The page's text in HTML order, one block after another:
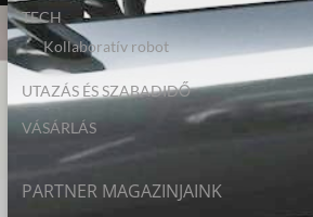
TECH
Kollaboratív robot
UTAZÁS ÉS SZABADIDŐ
VÁSÁRLÁS
PARTNER MAGAZINJAINK